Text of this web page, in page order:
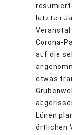
letzten
Corona-
auf die
etwas
Lünen
örtlichen